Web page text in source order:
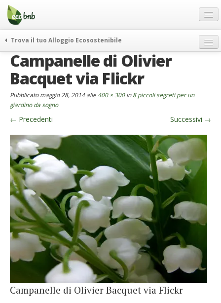
Menu
Salta
contenuto
Offerte Speciali
Regali
FAQ
Chi Siamo
Partner
Contatti
Italiano
German
English
Spanish
French
Italiano
Trova il tuo Alloggio Ecosostenibile
weekend green
curiosità
vivere e viaggiare verde
news ed eventi
rassegna stampa
Campanelle di Olivier
Bacquet via Flickr
Pubblicatomaggio 28, 2014alle400 × 300in8 piccoli segreti per un
giardino da sogno
← Precedenti Successivi →
Campanelle di Olivier Bacquet via Flickr